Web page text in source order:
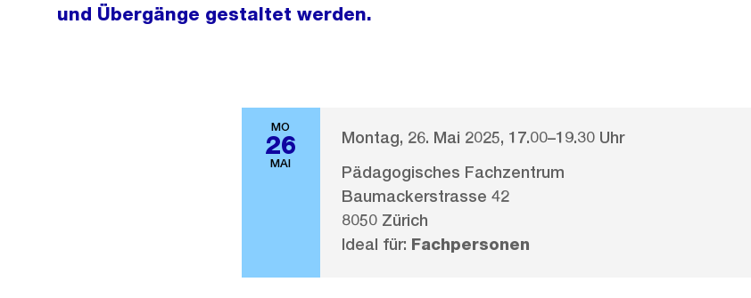
und Übergänge gestaltet werden.
MO
26
MAI
Montag, 26. Mai 2025, 17.00–19.30 Uhr
Pädagogisches Fachzentrum
Baumackerstrasse 42
8050 Zürich
Ideal für: Fachpersonen